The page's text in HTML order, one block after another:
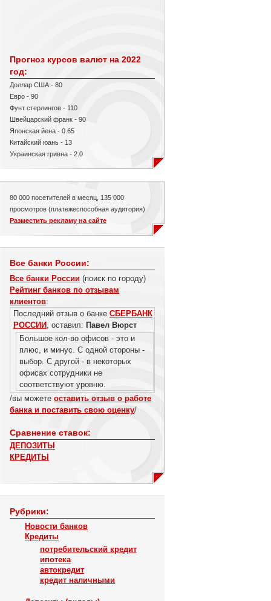
Прогноз курсов валют на 2022
год:
Доллар США - 80
Евро - 90
Фунт стерлингов - 110
Швейцарский франк - 90
Японская йена - 0.65
Китайский юань - 13
Украинская гривна - 2.0
80 000 посетителей в месяц, 135 000
просмотров (платежеспособная аудитория)
Разместить рекламу на сайте
Все банки России:
Все банки России (поиск по городу)
Рейтинг банков по отзывам
клиентов:
Последний отзыв о банке СБЕРБАНК
РОССИИ , оставил: Павел Вюрст
Большое кол-во офисов - это и
плюс, и минус. С одной стороны -
выбор. С другой - в некоторых
офисах сотрудники не
соответствуют уровню.
/вы можете оставить отзыв о работе
банка и поставить свою оценку/
Сравнение ставок:
ДЕПОЗИТЫ
КРЕДИТЫ
Рубрики:
Новости банков
Кредиты
потребительский кредит
ипотека
автокредит
кредит наличными